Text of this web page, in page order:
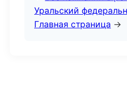
Уральский
Главная страница →